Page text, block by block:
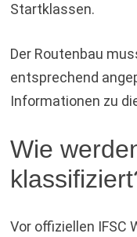
Startklassen.
Der Routenbau
entsprechend
Informationen zu
Wie
Vor offiziellen IFSC